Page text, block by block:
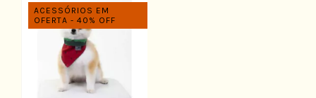
ACESSÓRIOS EM
OFERTA - 40% OFF